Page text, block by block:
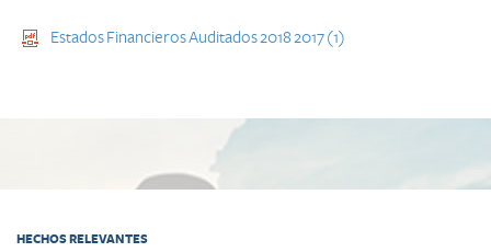
Estados Financieros Auditados 2018 2017 (1)
HECHOS RELEVANTES